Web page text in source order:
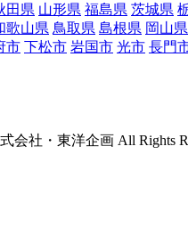
田県 山形県 福島県 茨城県
歌山県 鳥取県 島根県 岡山県
市 下松市 岩国市 光市 長門
会社・東洋企画 All Rights